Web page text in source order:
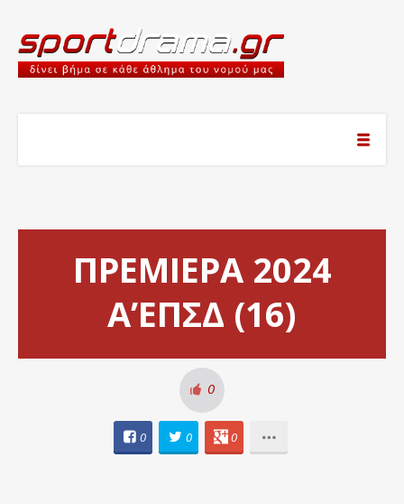
ΠΡΕΜΙΕΡΑ 2024
Α’ΕΠΣΔ (16)
0
0 0 0